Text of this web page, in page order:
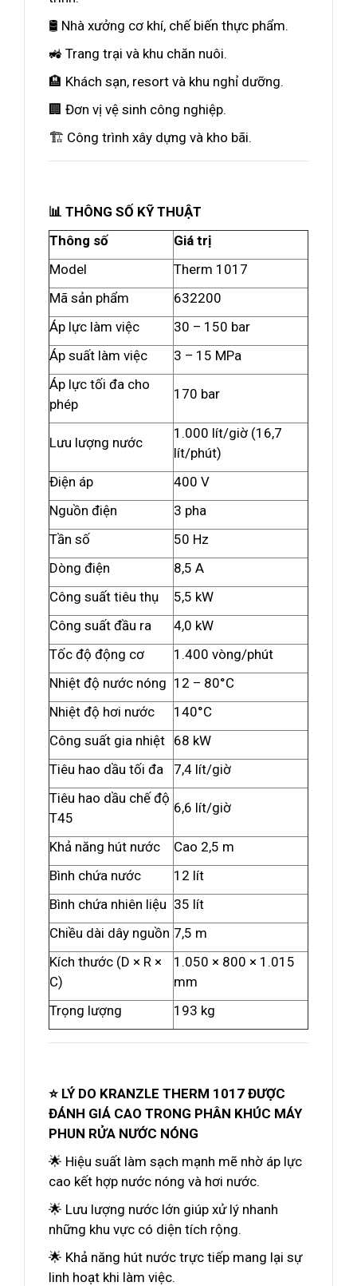
🛢️ Nhà xưởng cơ khí, chế biến thực phẩm.
🚜 Trang trại và khu chăn nuôi.
🏨 Khách sạn, resort và khu nghỉ dưỡng.
🏢 Đơn vị vệ sinh công nghiệp.
🏗️ Công trình xây dựng và kho bãi.
📊 THÔNG SỐ KỸ THUẬT
Thông số
Giá trị
Model
Therm 1017
Mã sản phẩm
632200
Áp lực làm việc
30 – 150 bar
Áp suất làm việc
3 – 15 MPa
Áp lực tối đa cho
phép
170 bar
Lưu lượng nước
1.000 lít/giờ (16,7
lít/phút)
Điện áp
400 V
Nguồn điện
3 pha
Tần số
50 Hz
Dòng điện
8,5 A
Công suất tiêu thụ
5,5 kW
Công suất đầu ra
4,0 kW
Tốc độ động cơ
1.400 vòng/phút
Nhiệt độ nước nóng 12 – 80°C
Nhiệt độ hơi nước
140°C
Công suất gia nhiệt 68 kW
Tiêu hao dầu tối đa
7,4 lít/giờ
Tiêu hao dầu chế độ
T45
6,6 lít/giờ
Khả năng hút nước
Cao 2,5 m
Bình chứa nước
12 lít
Bình chứa nhiên liệu 35 lít
Chiều dài dây nguồn 7,5 m
Kích thước (D × R ×
C)
1.050 × 800 × 1.015
mm
Trọng lượng
193 kg
⭐ LÝ DO KRANZLE THERM 1017 ĐƯỢC
ĐÁNH GIÁ CAO TRONG PHÂN KHÚC MÁY
PHUN RỬA NƯỚC NÓNG
🌟 Hiệu suất làm sạch mạnh mẽ nhờ áp lực
cao kết hợp nước nóng và hơi nước.
🌟 Lưu lượng nước lớn giúp xử lý nhanh
những khu vực có diện tích rộng.
🌟 Khả năng hút nước trực tiếp mang lại sự
linh hoạt khi làm việc.